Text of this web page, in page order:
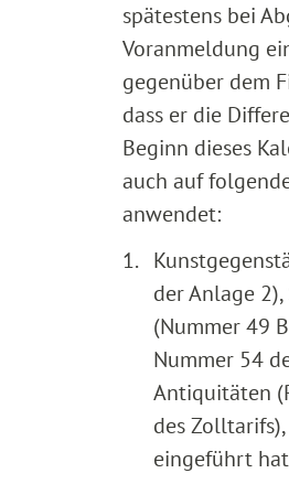
spätestens bei
Voranmeldung
gegenüber dem
dass er die
Beginn dieses
auch auf
anwendet:
1.
der Anlage
(Nummer 49
Nummer 54
Antiquitäten
des
eingeführt